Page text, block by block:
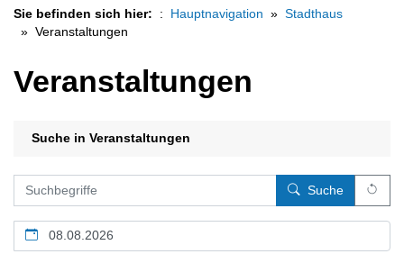
Sie befinden sich hier: Hauptnavigation
Stadthaus
Veranstaltungen
Veranstaltungen
Suche in Veranstaltungen
Suche
Kalendertag